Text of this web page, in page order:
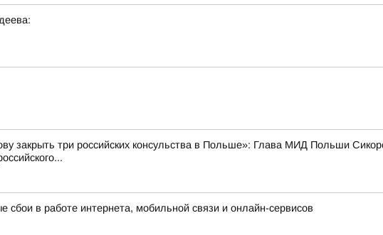
закрыть три российских консульства в Польше»: Глава МИД Польши
сбои в работе интернета, мобильной связи и онлайн-сервисов